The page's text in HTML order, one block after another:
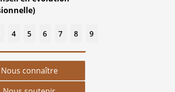
4 5 6 7 8 9
Nous connaître